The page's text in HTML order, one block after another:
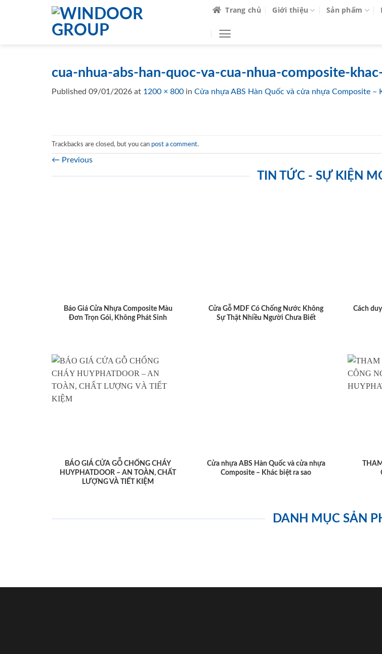
Trang chủ Giới thiệu Sản phẩm
cua-nhua-abs-han-quoc-va-cua-nhua-composite-
Published 09/01/2026 at 1200 × 800 in Cửa nhựa ABS Hàn Quốc và cửa nhựa Composite –
Trackbacks are closed, but you can post a comment.
← Previous
TIN TỨC - SỰ KIỆN
Báo Giá Cửa Nhựa Composite Màu
Đơn Trọn Gói, Không Phát Sinh
Cửa Gỗ MDF Có Chống Nước Không
Sự Thật Nhiều Người Chưa Biết
Cách
BÁO GIÁ CỬA GỖ CHỐNG CHÁY
HUYPHATDOOR – AN TOÀN, CHẤT
LƯỢNG VÀ TIẾT KIỆM
Cửa nhựa ABS Hàn Quốc và cửa nhựa
Composite – Khác biệt ra sao
DANH MỤC SẢN